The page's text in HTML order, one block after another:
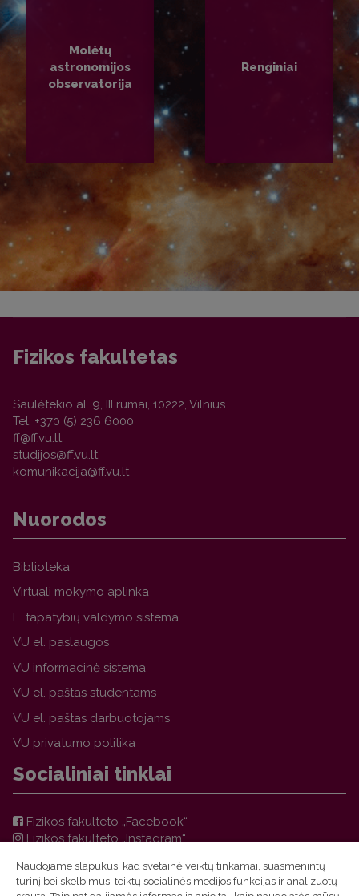
Molėtų
astronomijos
observatorija
Renginiai
Fizikos fakultetas
Saulėtekio al. 9, III rūmai, 10222, Vilnius
Tel. +370 (5) 236 6000
Nuorodos
Biblioteka
Virtuali mokymo aplinka
E. tapatybių valdymo sistema
VU el. paslaugos
VU informacinė sistema
VU el. paštas studentams
VU el. paštas darbuotojams
VU privatumo politika
Socialiniai tinklai
Fizikos fakulteto „Facebook“
Fizikos fakulteto „Instagram“
VU FF TFAI Molėtų astronomijos observatorijos
„Facebook“
Naudojame slapukus, kad svetainė veiktų tinkamai, suasmenintų
turinį bei skelbimus, teiktų socialinės medijos funkcijas ir analizuotų